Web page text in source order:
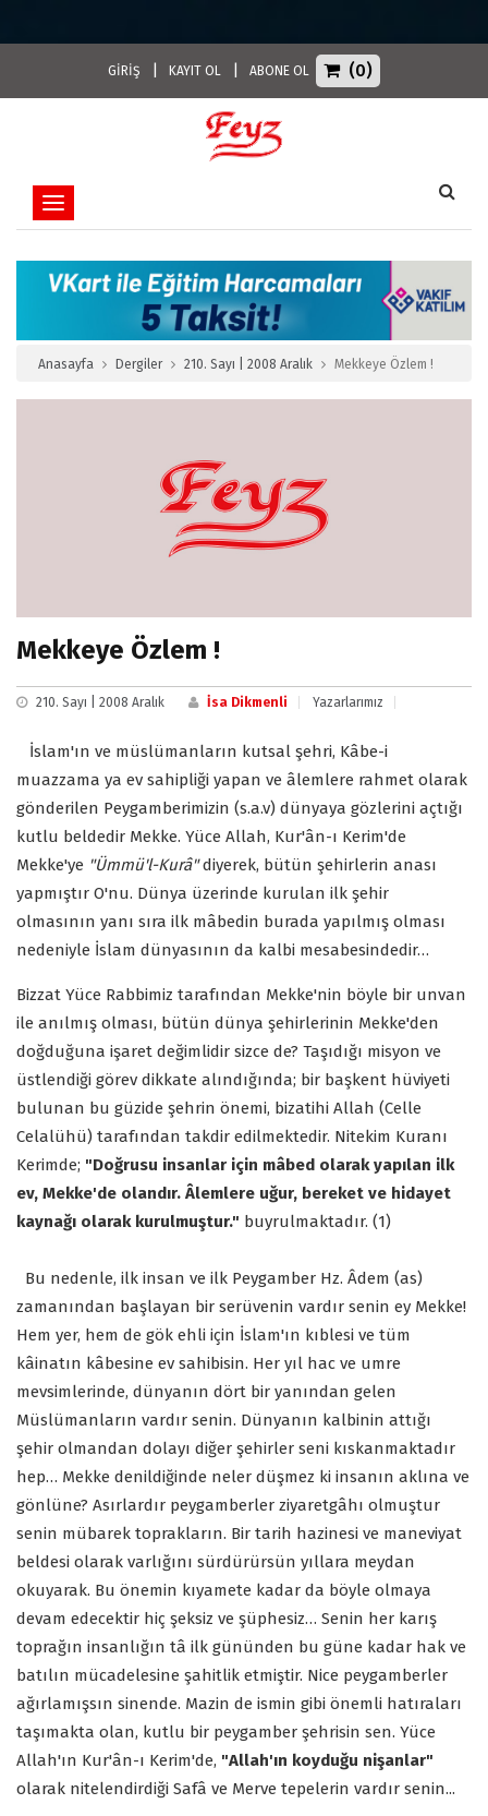
GİRİŞ KAYIT OL ABONE OL (0)
Toggle navigation
Anasayfa Dergiler 210. Sayı | 2008 Aralık Mekkeye Özlem !
Mekkeye Özlem !
210. Sayı | 2008 Aralık İsa Dikmenli Yazarlarımız
İslam'ın ve müslümanların kutsal şehri, Kâbe-i
muazzama ya ev sahipliği yapan ve âlemlere rahmet olarak
gönderilen Peygamberimizin (s.a.v) dünyaya gözlerini açtığı
kutlu beldedir Mekke. Yüce Allah, Kur'ân-ı Kerim'de
Mekke'ye "Ümmü'l-Kurâ"diyerek, bütün şehirlerin anası
yapmıştır O'nu. Dünya üzerinde kurulan ilk şehir
olmasının yanı sıra ilk mâbedin burada yapılmış olması
nedeniyle İslam dünyasının da kalbi mesabesindedir…
Bizzat Yüce Rabbimiz tarafından Mekke'nin böyle bir unvan
ile anılmış olması, bütün dünya şehirlerinin Mekke'den
doğduğuna işaret değimlidir sizce de? Taşıdığı misyon ve
üstlendiği görev dikkate alındığında; bir başkent hüviyeti
bulunan bu güzide şehrin önemi, bizatihi Allah (Celle
Celalühü) tarafından takdir edilmektedir. Nitekim Kuranı
Kerimde; "Doğrusu insanlar için mâbed olarak yapılan ilk
ev, Mekke'de olandır. Âlemlere uğur, bereket ve hidayet
kaynağı olarak kurulmuştur." buyrulmaktadır. (1)
Bu nedenle, ilk insan ve ilk Peygamber Hz. Âdem (as)
zamanından başlayan bir serüvenin vardır senin ey Mekke!
Hem yer, hem de gök ehli için İslam'ın kıblesi ve tüm
kâinatın kâbesine ev sahibisin. Her yıl hac ve umre
mevsimlerinde, dünyanın dört bir yanından gelen
Müslümanların vardır senin. Dünyanın kalbinin attığı
şehir olmandan dolayı diğer şehirler seni kıskanmaktadır
hep… Mekke denildiğinde neler düşmez ki insanın aklına ve
gönlüne? Asırlardır peygamberler ziyaretgâhı olmuştur
senin mübarek toprakların. Bir tarih hazinesi ve maneviyat
beldesi olarak varlığını sürdürürsün yıllara meydan
okuyarak. Bu önemin kıyamete kadar da böyle olmaya
devam edecektir hiç şeksiz ve şüphesiz… Senin her karış
toprağın insanlığın tâ ilk gününden bu güne kadar hak ve
batılın mücadelesine şahitlik etmiştir. Nice peygamberler
ağırlamışsın sinende. Mazin de ismin gibi önemli hatıraları
taşımakta olan, kutlu bir peygamber şehrisin sen. Yüce
Allah'ın Kur'ân-ı Kerim'de, "Allah'ın koyduğu nişanlar"
olarak nitelendirdiği Safâ ve Merve tepelerin vardır senin...